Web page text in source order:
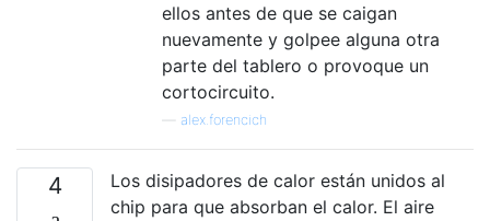
ellos antes de que se caigan
nuevamente y golpee alguna otra
parte del tablero o provoque un
cortocircuito.
alex.forencich
4
Los disipadores de calor están unidos al
chip para que absorban el calor. El aire